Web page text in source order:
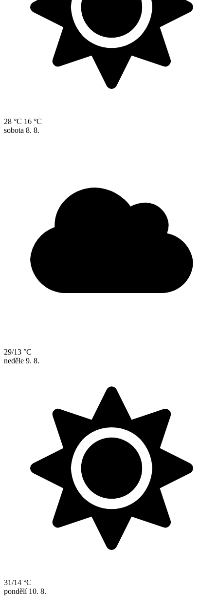
28 °C 16 °C
sobota 8. 8.
29/13 °C
neděle 9. 8.
31/14 °C
pondělí 10. 8.